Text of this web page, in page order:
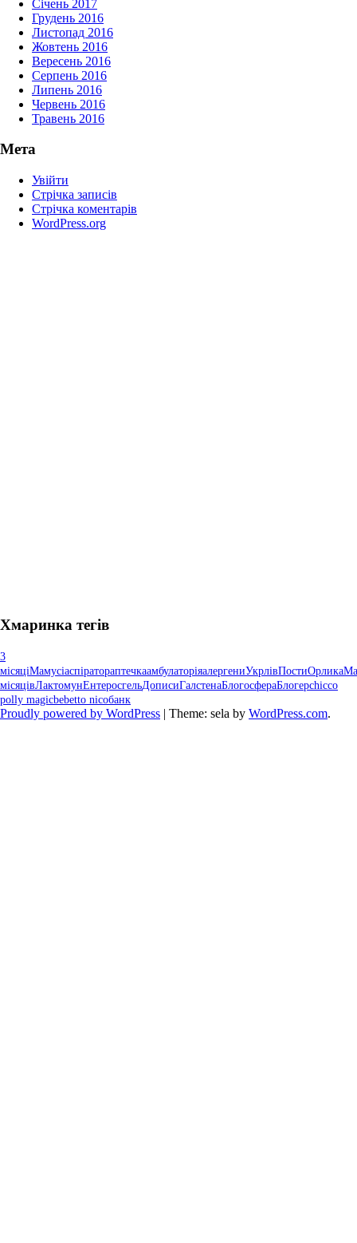
Січень 2017
Грудень 2016
Листопад 2016
Жовтень 2016
Вересень 2016
Серпень 2016
Липень 2016
Червень 2016
Травень 2016
Мета
Увійти
Стрічка записів
Стрічка коментарів
WordPress.org
Хмаринка тегів
3
місяціМамусіаспіратораптечкаамбулаторіяалергениУкрлівПостиОрлика
місяцівЛактомунЕнтеросгельДописиГалстенаБлогосфераБлогерchicco
polly magicbebetto nicoбанк
Proudly powered by WordPress | Theme: sela by WordPress.com.